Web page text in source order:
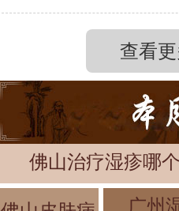
查看
佛山治疗湿疹哪
广州